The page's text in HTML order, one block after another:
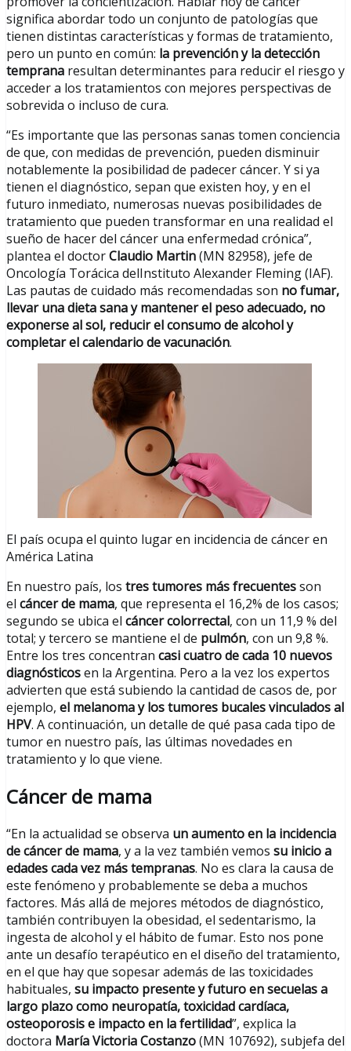
significa abordar todo un conjunto de patologías que
tienen distintas características y formas de tratamiento,
pero un punto en común: la prevención y la detección
temprana resultan determinantes para reducir el riesgo y
acceder a los tratamientos con mejores perspectivas de
sobrevida o incluso de cura.
“Es importante que las personas sanas tomen conciencia
de que, con medidas de prevención, pueden disminuir
notablemente la posibilidad de padecer cáncer. Y si ya
tienen el diagnóstico, sepan que existen hoy, y en el
futuro inmediato, numerosas nuevas posibilidades de
tratamiento que pueden transformar en una realidad el
sueño de hacer del cáncer una enfermedad crónica”,
plantea el doctorClaudio Martin(MN 82958), jefe de
Oncología Torácica delInstituto Alexander Fleming (IAF).
Las pautas de cuidado más recomendadas son no fumar,
llevar una dieta sana y mantener el peso adecuado, no
exponerse al sol, reducir el consumo de alcohol y
completar el calendario de vacunación.
El país ocupa el quinto lugar en incidencia de cáncer en
América Latina
En nuestro país, los tres tumores más frecuentesson
el cáncer de mama, que representa el 16,2% de los casos;
segundo se ubica el cáncer colorrectal, con un 11,9 % del
total; y tercero se mantiene el de pulmón, con un 9,8 %.
Entre los tres concentran casi cuatro de cada 10 nuevos
diagnósticosen la Argentina. Pero a la vez los expertos
advierten que está subiendo la cantidad de casos de, por
ejemplo, el melanoma y los tumores bucales vinculados al
HPV. A continuación, un detalle de qué pasa cada tipo de
tumor en nuestro país, las últimas novedades en
tratamiento y lo que viene.
Cáncer de mama
“En la actualidad se observa un aumento en la incidencia
de cáncer de mama, y a la vez también vemos su inicio a
edades cada vez más tempranas. No es clara la causa de
este fenómeno y probablemente se deba a muchos
factores. Más allá de mejores métodos de diagnóstico,
también contribuyen la obesidad, el sedentarismo, la
ingesta de alcohol y el hábito de fumar. Esto nos pone
ante un desafío terapéutico en el diseño del tratamiento,
en el que hay que sopesar además de las toxicidades
habituales, su impacto presente y futuro en secuelas a
largo plazo como neuropatía, toxicidad cardíaca,
osteoporosis e impacto en la fertilidad”, explica la
doctora María Victoria Costanzo(MN 107692), subjefa del